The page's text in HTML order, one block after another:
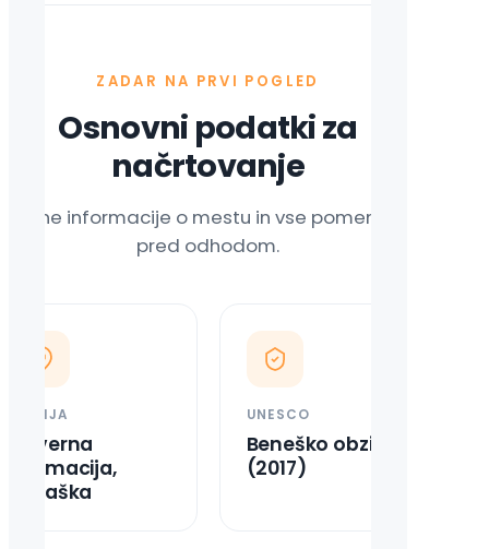
ZADAR NA PRVI POGLED
Osnovni podatki za
načrtovanje
informacije o mestu in vse pomembno
pred odhodom.
REGIJA
Severna
Dalmacija,
Hrvaška
UNESCO
Beneško obzidje
(2017)